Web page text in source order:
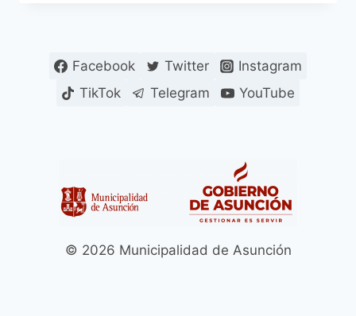
TEA
TRANSFORMÓ
FAMILIA
Facebook Twitter
Instagram
TikTok
Telegram YouTube
© 2026 Municipalidad de Asunción